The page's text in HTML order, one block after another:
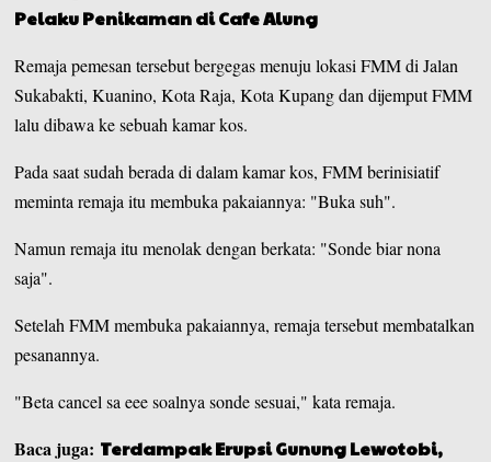
Pelaku Penikaman di Cafe Alung
Remaja pemesan tersebut bergegas menuju lokasi FMM di Jalan
Sukabakti, Kuanino, Kota Raja,Kota Kupangdan dijemput FMM
lalu dibawa ke sebuah kamar kos.
Pada saat sudah berada di dalam kamar kos, FMM berinisiatif
meminta remaja itu membuka pakaiannya: "Buka suh".
Namun remaja itu menolak dengan berkata: "Sonde biar nona
saja".
Setelah FMM membuka pakaiannya, remaja tersebut membatalkan
pesanannya.
"Beta cancel sa eee soalnya sonde sesuai," kata remaja.
Baca juga: Terdampak Erupsi Gunung Lewotobi,